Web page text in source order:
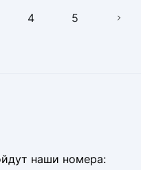
4 5
наши номера: